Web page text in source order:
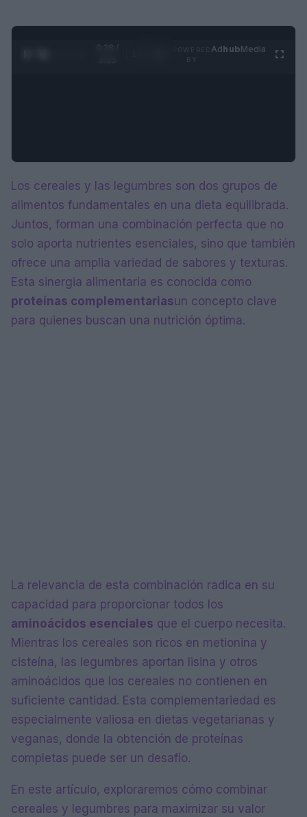
0:29 /
AdhubMedia
Los cereales y las legumbres son dos grupos de
alimentos fundamentales en una dieta equilibrada.
Juntos, forman una combinación perfecta que no
solo aporta nutrientes esenciales, sino que también
ofrece una amplia variedad de sabores y texturas.
Esta sinergia alimentaria es conocida como
proteínas complementariasun concepto clave
para quienes buscan una nutrición óptima.
La relevancia de esta combinación radica en su
capacidad para proporcionar todos los
aminoácidos esenciales que el cuerpo necesita.
Mientras los cereales son ricos en metionina y
cisteína, las legumbres aportan lisina y otros
aminoácidos que los cereales no contienen en
suficiente cantidad. Esta complementariedad es
especialmente valiosa en dietas vegetarianas y
veganas, donde la obtención de proteínas
completas puede ser un desafío.
En este artículo, exploraremos cómo combinar
cereales y legumbres para maximizar su valor